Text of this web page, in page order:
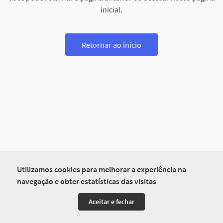
Utilizamos cookies para melhorar a experiência na
navegação e obter estatísticas das visitas
Aceitar e fechar
inicial.
Retornar ao início